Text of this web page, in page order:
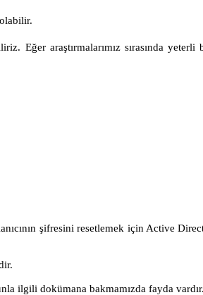
Eğer araştırmalarımız sırasında yeterli
şifresini resetlemek için Active
ilgili dokümana bakmamızda fayda vardır.